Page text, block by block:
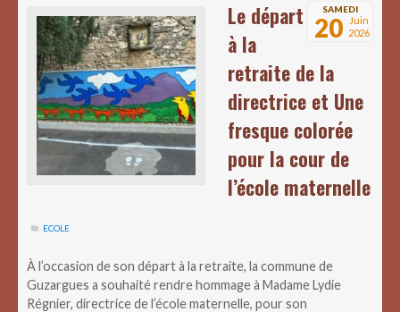
SAMEDI
20
Juin
2026
Le départ
à la
retraite de la
directrice et Une
fresque colorée
pour la cour de
l’école maternelle
ECOLE
À l’occasion de son départ à la retraite, la commune de
Guzargues a souhaité rendre hommage à Madame Lydie
Régnier, directrice de l’école maternelle, pour son